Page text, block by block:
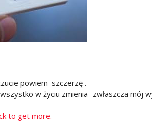
powiem szczerzę .
w życiu zmienia -zwłaszcza mój